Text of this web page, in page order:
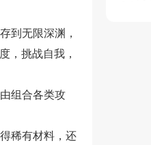
到无限深渊，
，挑战自我，
组合各类攻
稀有材料，还